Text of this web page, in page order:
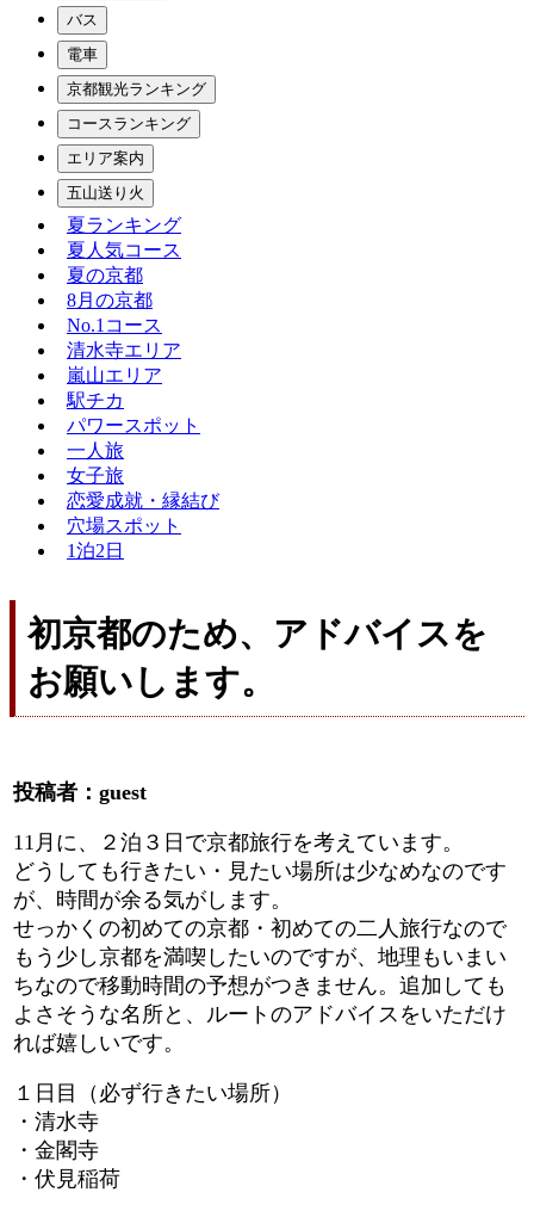
バス
電車
京都観光ランキング
コースランキング
エリア案内
五山送り火
夏ランキング
夏人気コース
夏の京都
8月の京都
No.1コース
清水寺エリア
嵐山エリア
駅チカ
パワースポット
一人旅
女子旅
恋愛成就・縁結び
穴場スポット
1泊2日
初京都のため、アドバイスを
お願いします。
投稿者：guest
11月に、２泊３日で京都旅行を考えています。
どうしても行きたい・見たい場所は少なめなのです
が、時間が余る気がします。
せっかくの初めての京都・初めての二人旅行なので
もう少し京都を満喫したいのですが、地理もいまい
ちなので移動時間の予想がつきません。追加しても
よさそうな名所と、ルートのアドバイスをいただけ
れば嬉しいです。
１日目（必ず行きたい場所）
・清水寺
・金閣寺
・伏見稲荷